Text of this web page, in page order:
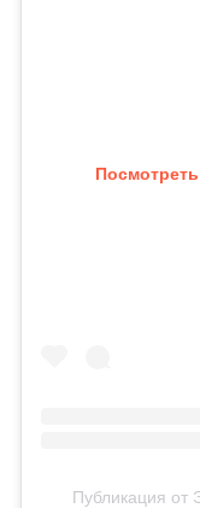
Публикация от